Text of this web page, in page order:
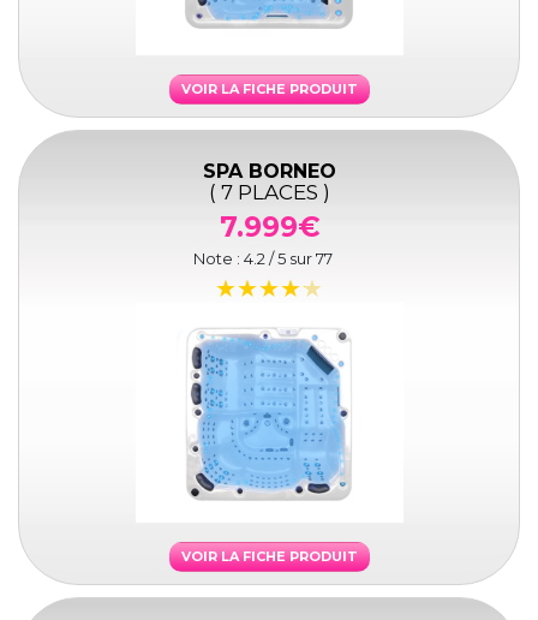
VOIR LA FICHE PRODUIT
SPA BORNEO
( 7 PLACES )
7.999€
Note : 4.2 / 5 sur77
VOIR LA FICHE PRODUIT